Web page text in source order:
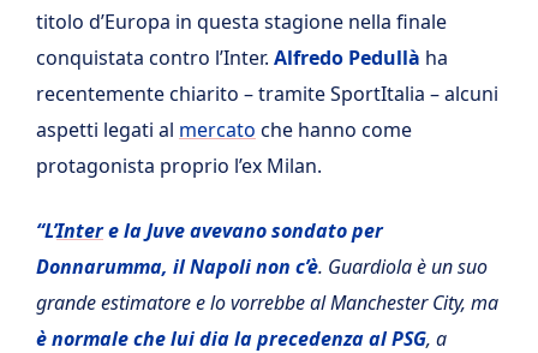
titolo d’Europa in questa stagione nella finale
conquistata contro l’Inter. Alfredo Pedullà ha
recentemente chiarito – tramite SportItalia – alcuni
aspetti legati al mercato che hanno come
protagonista proprio l’ex Milan.
“L’Intere la Juve avevano sondato per
Donnarumma, il Napoli non c’è. Guardiola è un suo
grande estimatore e lo vorrebbe al Manchester City, ma
è normale che lui dia la precedenza al PSG, a